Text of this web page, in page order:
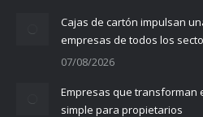
Cajas de cartón impulsan
empresas de todos los
07/08/2026
Empresas que transforman
simple para propietarios